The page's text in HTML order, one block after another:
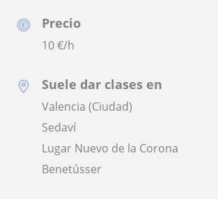
Precio
10€/h
Suele dar clases en
Valencia (Ciudad)
Sedaví
Lugar Nuevo de la Corona
Benetússer